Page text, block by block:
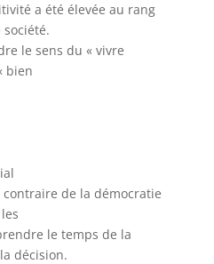
a été élevée au rang
le sens du « vivre
bien
contraire de la démocratie
le temps de la
décision.